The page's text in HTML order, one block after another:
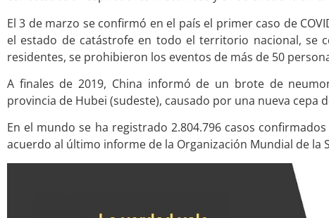
El 3 de marzo se confirmó en el país el primer caso de
el estado de catástrofe en todo el territorio nacional, se
residentes, se prohibieron los eventos de más de 50
A finales de 2019, China informó de un brote de
provincia de Hubei (sudeste), causado por una nueva cepa
En el mundo se ha registrado 2.804.796 casos
acuerdo al último informe de la Organización Mundial de la